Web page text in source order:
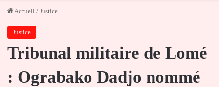
Accueil / Justice
Justice
Tribunal militaire de Lomé
: Ograbako Dadjo nommé